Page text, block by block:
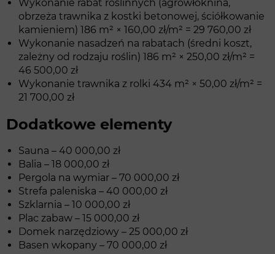
Wykonanie rabat roślinnych (agrowłóknina,
obrzeża trawnika z kostki betonowej, ściółkowanie
kamieniem) 186 m² × 160,00 zł/m² = 29 760,00 zł
Wykonanie nasadzeń na rabatach (średni koszt,
zależny od rodzaju roślin) 186 m² × 250,00 zł/m² =
46 500,00 zł
Wykonanie trawnika z rolki 434 m² × 50,00 zł/m² =
21 700,00 zł
Dodatkowe elementy
Sauna – 40 000,00 zł
Balia – 18 000,00 zł
Pergola na wymiar – 70 000,00 zł
Strefa paleniska – 40 000,00 zł
Szklarnia – 10 000,00 zł
Plac zabaw – 15 000,00 zł
Domek narzędziowy – 25 000,00 zł
Basen wkopany – 70 000,00 zł